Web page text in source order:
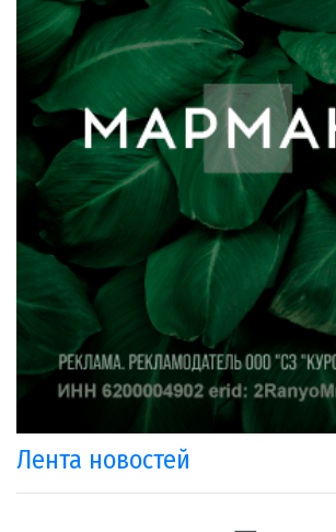
Лента новостей